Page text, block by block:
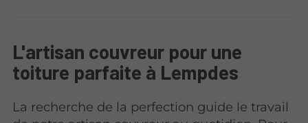
L'artisan couvreur pour une
toiture parfaite à Lempdes
La recherche de la perfection guide le travail